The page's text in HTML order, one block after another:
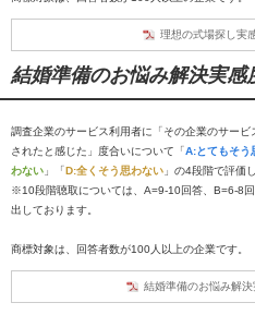
理想の式場探し実
結婚準備のお悩み解決実感
調査企業のサービス利用者に「その企業のサー
されたと感じた」度合いについて「A:とてもそう
わない 」「D:全くそう思わない 」の4段階で評価
※10段階聴取については、A=9-10回答、B=6-8
出しております。
商標対象は、回答者数が100人以上の企業です。
結婚準備のお悩み解決